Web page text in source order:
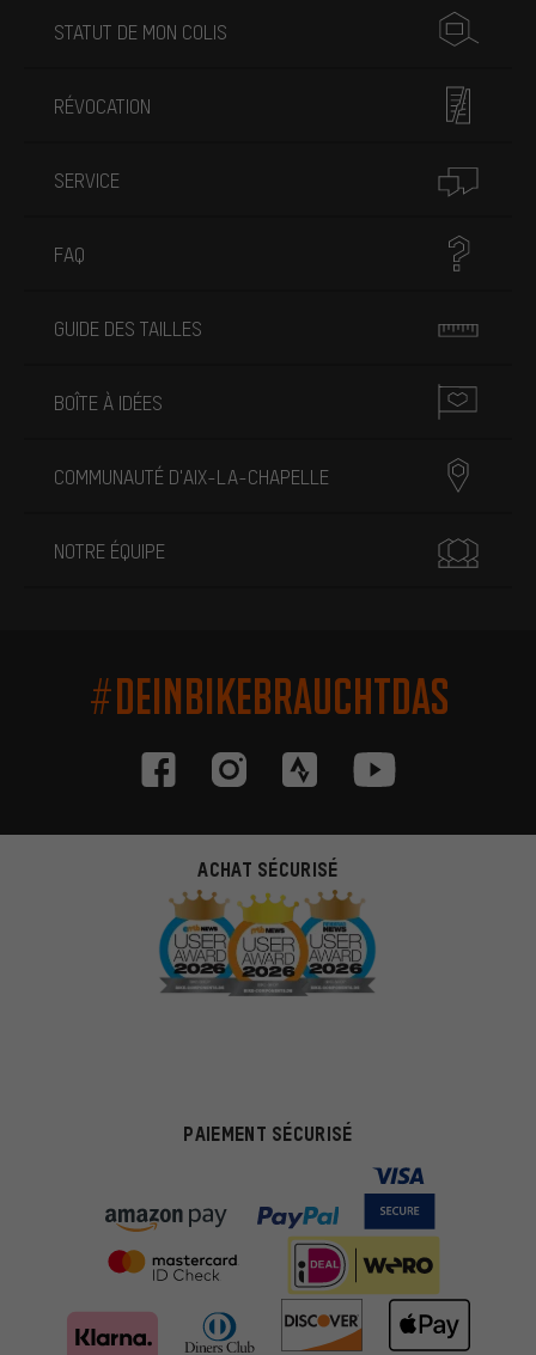
STATUT DE MON COLIS
RÉVOCATION
SERVICE
FAQ
GUIDE DES TAILLES
BOÎTE À IDÉES
COMMUNAUTÉ D'AIX-LA-CHAPELLE
NOTRE ÉQUIPE
#DEINBIKEBRAUCHTDAS
ACHAT SÉCURISÉ
PAIEMENT SÉCURISÉ